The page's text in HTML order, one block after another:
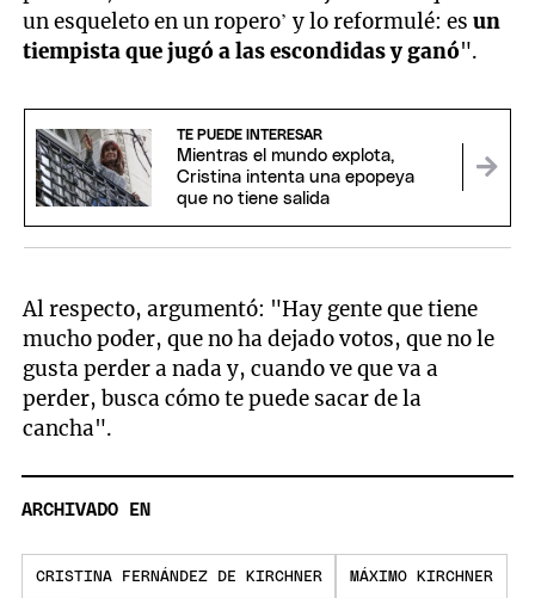
un esqueleto en un ropero’ y lo reformulé: esun
tiempista que jugó a las escondidas y ganó".
TE PUEDE INTERESAR
Mientras el mundo explota,
Cristina intenta una epopeya
que no tiene salida
Al respecto, argumentó: "Hay gente que tiene
mucho poder, que no ha dejado votos, que no le
gusta perder a nada y, cuando ve que va a
perder, busca cómo te puede sacar de la
cancha".
ARCHIVADO EN
CRISTINA FERNÁNDEZ DE KIRCHNER MÁXIMO KIRCHNER